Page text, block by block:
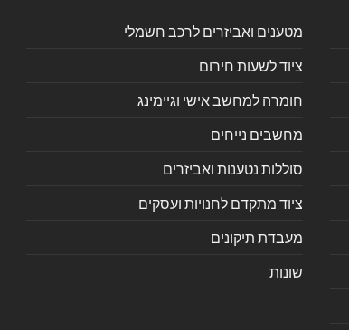
מטענים ואביזרים לרכב חשמלי
ציוד לשעות חירום
חומרה למחשב אישי וגיימינג
מחשבים נייחים
סוללות נטענות ואביזרים
ציוד מתקדם לחנויות ועסקים
מעבדת תיקונים
שונות